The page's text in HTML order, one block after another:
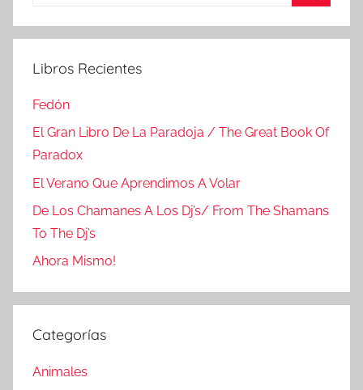
Libros Recientes
Fedón
El Gran Libro De La Paradoja / The Great Book Of
Paradox
El Verano Que Aprendimos A Volar
De Los Chamanes A Los Dj’s/ From The Shamans
To The Dj’s
Ahora Mismo!
Categorías
Animales